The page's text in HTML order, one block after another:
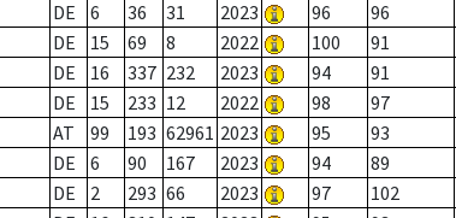
DE 6 36 31 2023 96 96
DE 15 69 8 2022 100 91
DE 16 337 232 2023 94 91
DE 15 233 12 2022 98 97
AT 99 193 62961 2023 95 93
DE 6 90 167 2023 94 89
DE 2 293 66 2023 97 102